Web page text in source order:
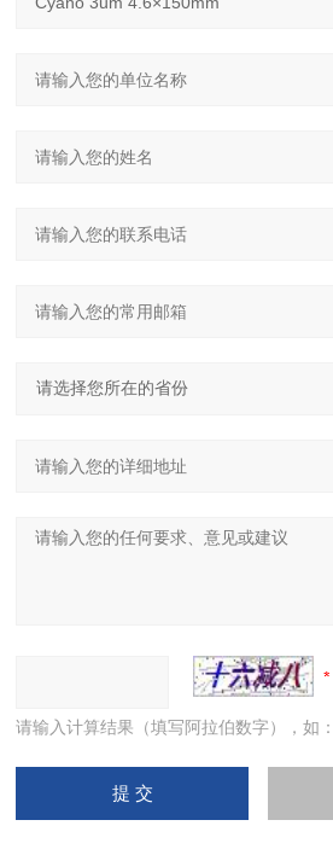
请输入计算结果（填写阿拉伯数字），如